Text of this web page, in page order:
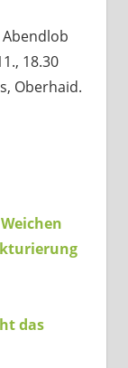
Abendlob
18.30
Oberhaid.
das